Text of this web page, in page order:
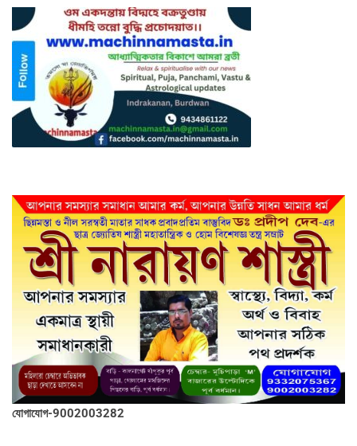
যোগাযোগ-9002003282